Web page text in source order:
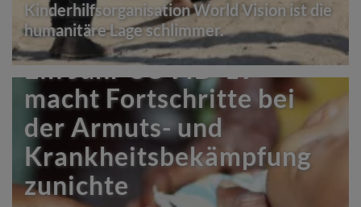
Kinderhilfsorganisation World Vision ist die
humanitäre Lage schlimmer.
Ein Jahr COVID-19
macht Fortschritte bei
der Armuts- und
Krankheitsbekämpfung
zunichte